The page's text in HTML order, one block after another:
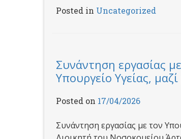
Posted in Uncategorized
Συνάντηση εργασίας
Υπουργείο Υγείας,
Posted on 17/04/2026
Συνάντηση εργασίας με τον